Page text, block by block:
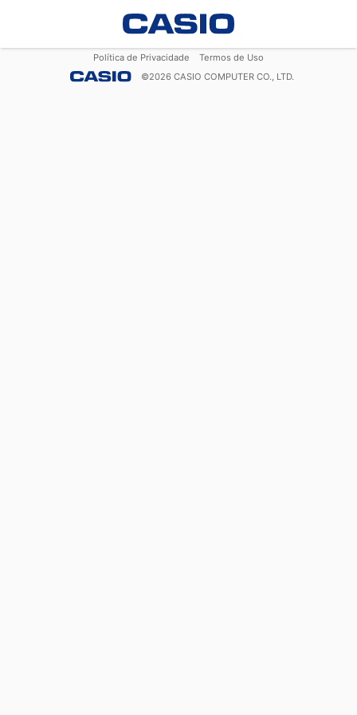
Política de Privacidade
Termos de Uso
©2026 CASIO COMPUTER CO., LTD.